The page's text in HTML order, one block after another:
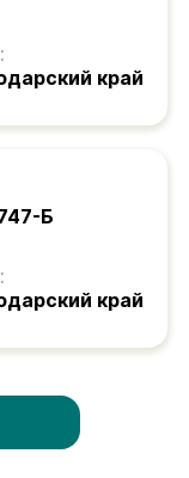
край
Б
край